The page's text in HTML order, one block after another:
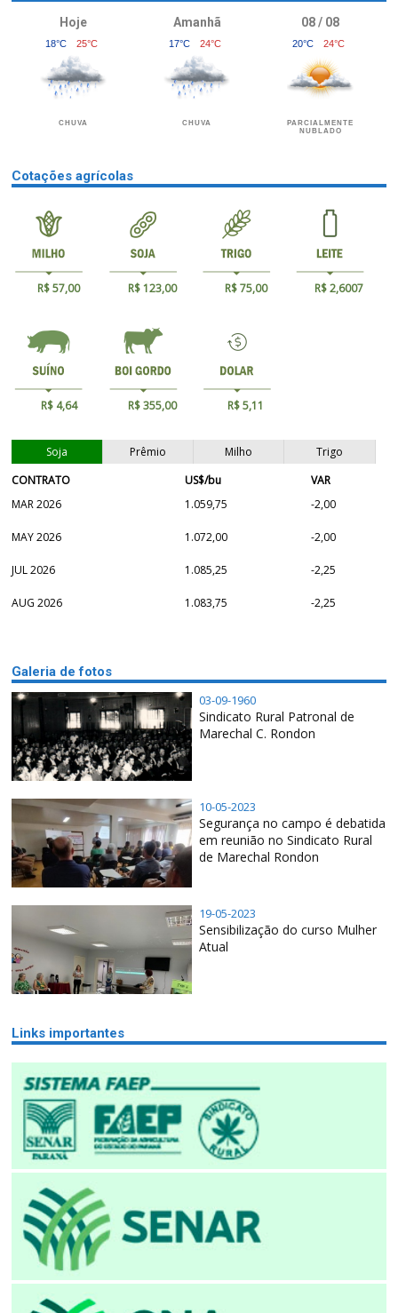
Hoje
18°C 25°C
CHUVA
Amanhã
17°C 24°C
CHUVA
08 / 08
20°C 24°C
PARCIALMENTE
NUBLADO
Cotações agrícolas
R$ 57,00 R$ 123,00 R$ 75,00 R$ 2,6007
R$ 4,64 R$ 355,00 R$ 5,11
Soja Prêmio Milho
Trigo
CONTRATO
US$/bu
VAR
MAR 2026
1.059,75 -2,00
MAY 2026 1.072,00 -2,00
JUL 2026 1.085,25 -2,25
AUG 2026 1.083,75 -2,25
Galeria de fotos
03-09-1960
Sindicato Rural Patronal de
Marechal C. Rondon
10-05-2023
Segurança no campo é debatida
em reunião no Sindicato Rural
de Marechal Rondon
19-05-2023
Sensibilização do curso Mulher
Atual
Links importantes